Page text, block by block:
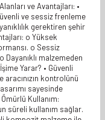
ve Avantajları: •
ve sessiz frenleme
gerektiren şehir
o Yüksek
o Sessiz
Dayanıklı malzemeden
Yarar? • Güvenli
kontrolünü
sayesinde
Kullanım:
süreli kullanım sağlar.